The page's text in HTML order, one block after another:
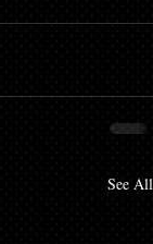
See All